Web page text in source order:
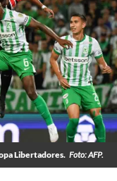
Libertadores. Foto: AFP.